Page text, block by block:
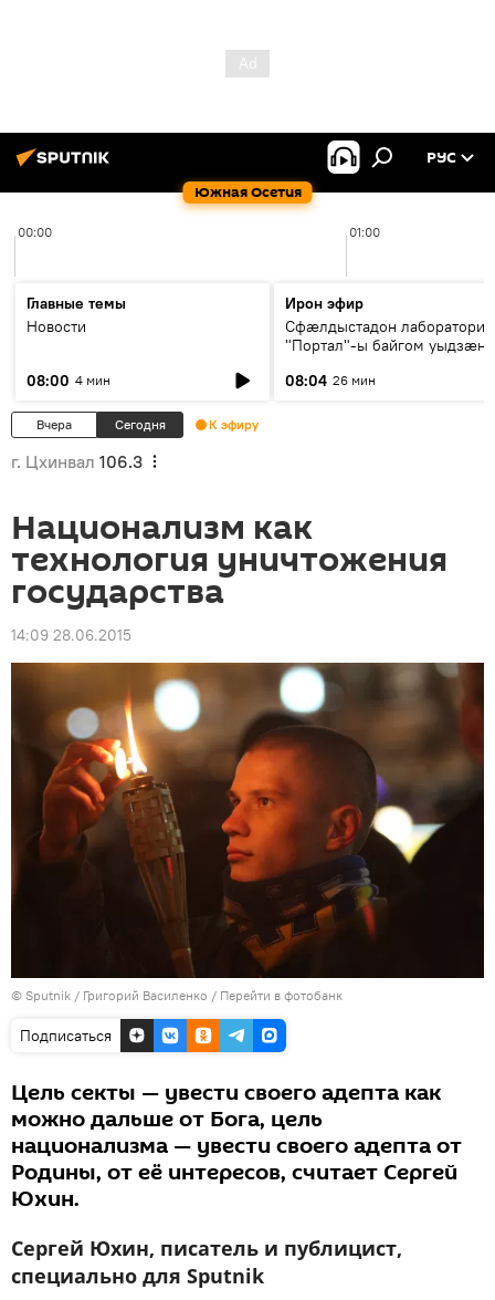
Южная Осетия
РУС
00:00 01:00
Главные темы
Новости
08:00 4 мин
Ирон эфир
Сфæлдыстадон лаборатори
"Портал"-ы байгом уыдзæн
Æхсары куыстыты равдыст
08:04 26 мин
Вчера Сегодня К эфиру
г. Цхинвал 106.3
Национализм как
технология уничтожения
государства
14:09 28.06.2015
© Sputnik / Григорий Василенко / Перейти в фотобанк
Подписаться
Цель секты — увести своего адепта как
можно дальше от Бога, цель
национализма — увести своего адепта от
Родины, от её интересов, считает Сергей
Юхин.
Сергей Юхин, писатель и публицист,
специально для Sputnik